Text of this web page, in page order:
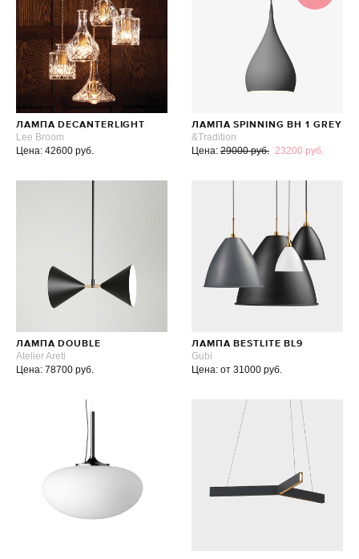
ЛАМПА DECANTERLIGHT
Lee Broom
Цена: 42600 руб.
ЛАМПА SPINNING BH 1 GREY
&Tradition
Цена: 29000 руб. 23200 руб.
ЛАМПА DOUBLE
Atelier Areti
Цена: 78700 руб.
ЛАМПА BESTLITE BL9
Gubi
Цена: от 31000 руб.